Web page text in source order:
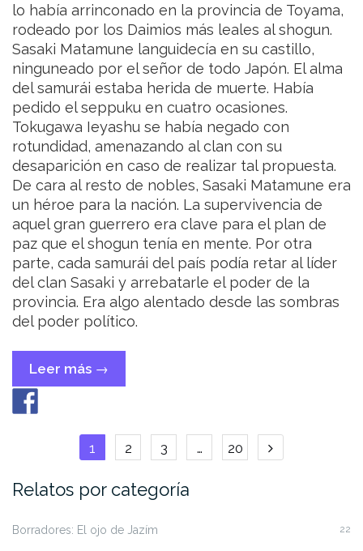
lo había arrinconado en la provincia de Toyama,
rodeado por los Daimios más leales al shogun.
Sasaki Matamune languidecía en su castillo,
ninguneado por el señor de todo Japón. El alma
del samurái estaba herida de muerte. Había
pedido el seppuku en cuatro ocasiones.
Tokugawa Ieyashu se había negado con
rotundidad, amenazando al clan con su
desaparición en caso de realizar tal propuesta.
De cara al resto de nobles, Sasaki Matamune era
un héroe para la nación. La supervivencia de
aquel gran guerrero era clave para el plan de
paz que el shogun tenía en mente. Por otra
parte, cada samurái del país podía retar al líder
del clan Sasaki y arrebatarle el poder de la
provincia. Era algo alentado desde las sombras
del poder político.
Leer más «Otra
botella
→
Navegación
de
1 2 3 … 20
Relatos por categoría
Borradores: El ojo de Jazím 22